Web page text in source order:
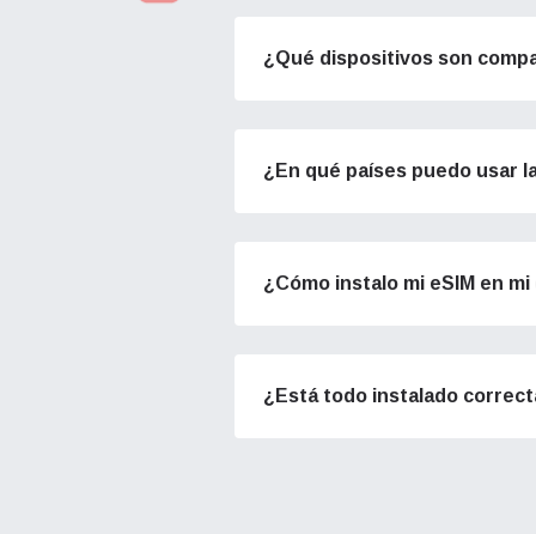
¿Qué dispositivos son
¿En qué países puedo usar
¿Cómo instalo mi eSIM en
¿Está todo instalado
of